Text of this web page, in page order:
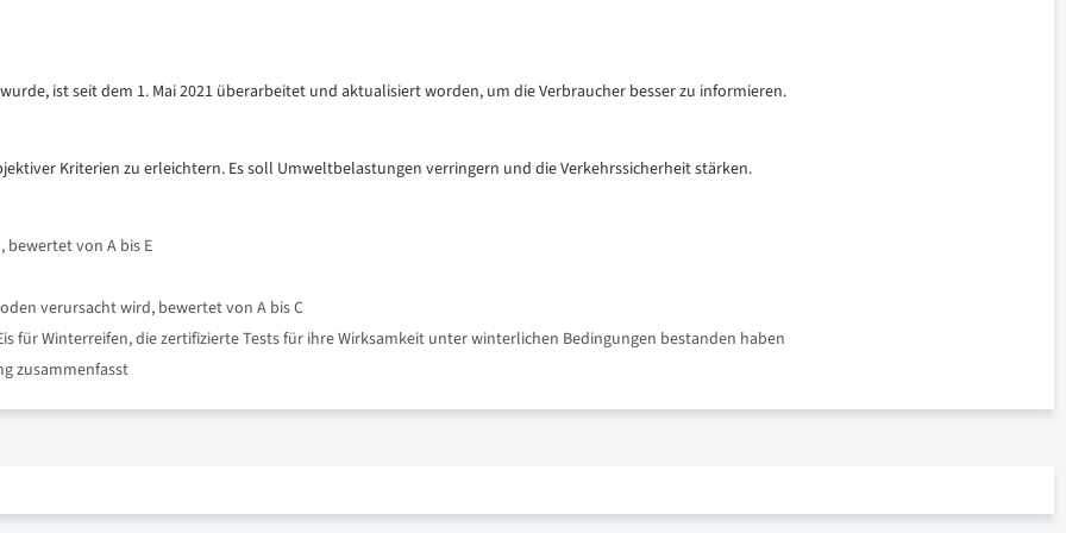
ist seit dem 1. Mai 2021 überarbeitet und aktualisiert worden, um die Verbraucher besser zu informieren.
Kriterien zu erleichtern. Es soll Umweltbelastungen verringern und die Verkehrssicherheit stärken.
von A bis E
verursacht wird, bewertet von A bis C
für Winterreifen, die zertifizierte Tests für ihre Wirksamkeit unter winterlichen Bedingungen bestanden haben
zusammenfasst